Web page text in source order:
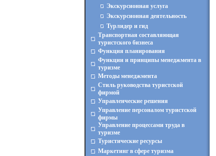
Экскурсионная услуга
Экскурсионная деятельность
Турлидер и гид
Транспортная составляющая
туристского бизнеса
Функция планирования
Функции и принципы менеджмента в
туризме
Методы менеджмента
Стиль руководства туристской
фирмой
Управленческие решения
Управление персоналом туристской
фирмы
Управление процессами труда в
туризме
Туристические ресурсы
Маркетинг в сфере туризма